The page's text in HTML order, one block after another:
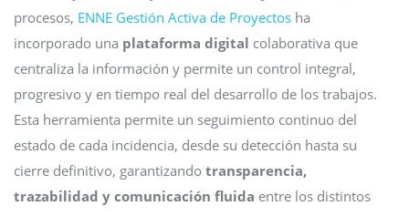
procesos, ENNE Gestión Activa de Proyectos ha
incorporado una plataforma digital colaborativa que
centraliza la información y permite un control integral,
progresivo y en tiempo real del desarrollo de los trabajos.
Esta herramienta permite un seguimiento continuo del
estado de cada incidencia, desde su detección hasta su
cierre definitivo, garantizando transparencia,
trazabilidad y comunicación fluida entre los distintos